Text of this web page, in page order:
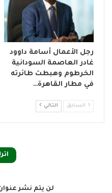
رجل الأعمال أسامة داوود
غادر العاصمة السودانية
الخرطوم وهبطت طائرته
في مطار القاهرة…
السابق التالي
لن يتم نشر